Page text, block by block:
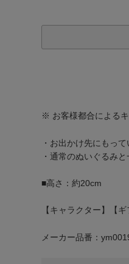
※ お客様都合による
・お出かけ先にもっ
・通常のぬいぐるみ
■高さ：約20cm
【キャラクター】【
メーカー品番：